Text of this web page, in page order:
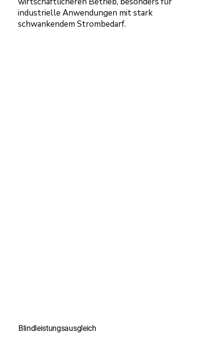
industrielle Anwendungen mit stark
schwankendem Strombedarf.
Blindleistungsausgleich